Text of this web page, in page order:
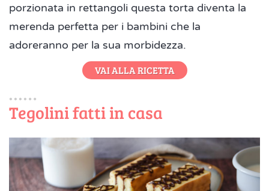
porzionata in rettangoli questa torta diventa la
merenda perfetta per i bambini che la
adoreranno per la sua morbidezza.
VAI ALLA RICETTA
Tegolini fatti in casa